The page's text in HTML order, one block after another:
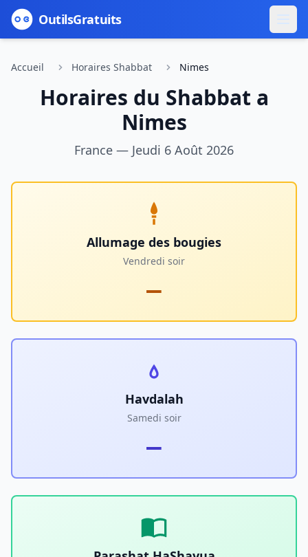
OutilsGratuits
Accueil Horaires Shabbat Nimes
Horaires du Shabbat a
Nimes
France — Jeudi 6 Août 2026
Allumage des bougies
Vendredi soir
—
Havdalah
Samedi soir
—